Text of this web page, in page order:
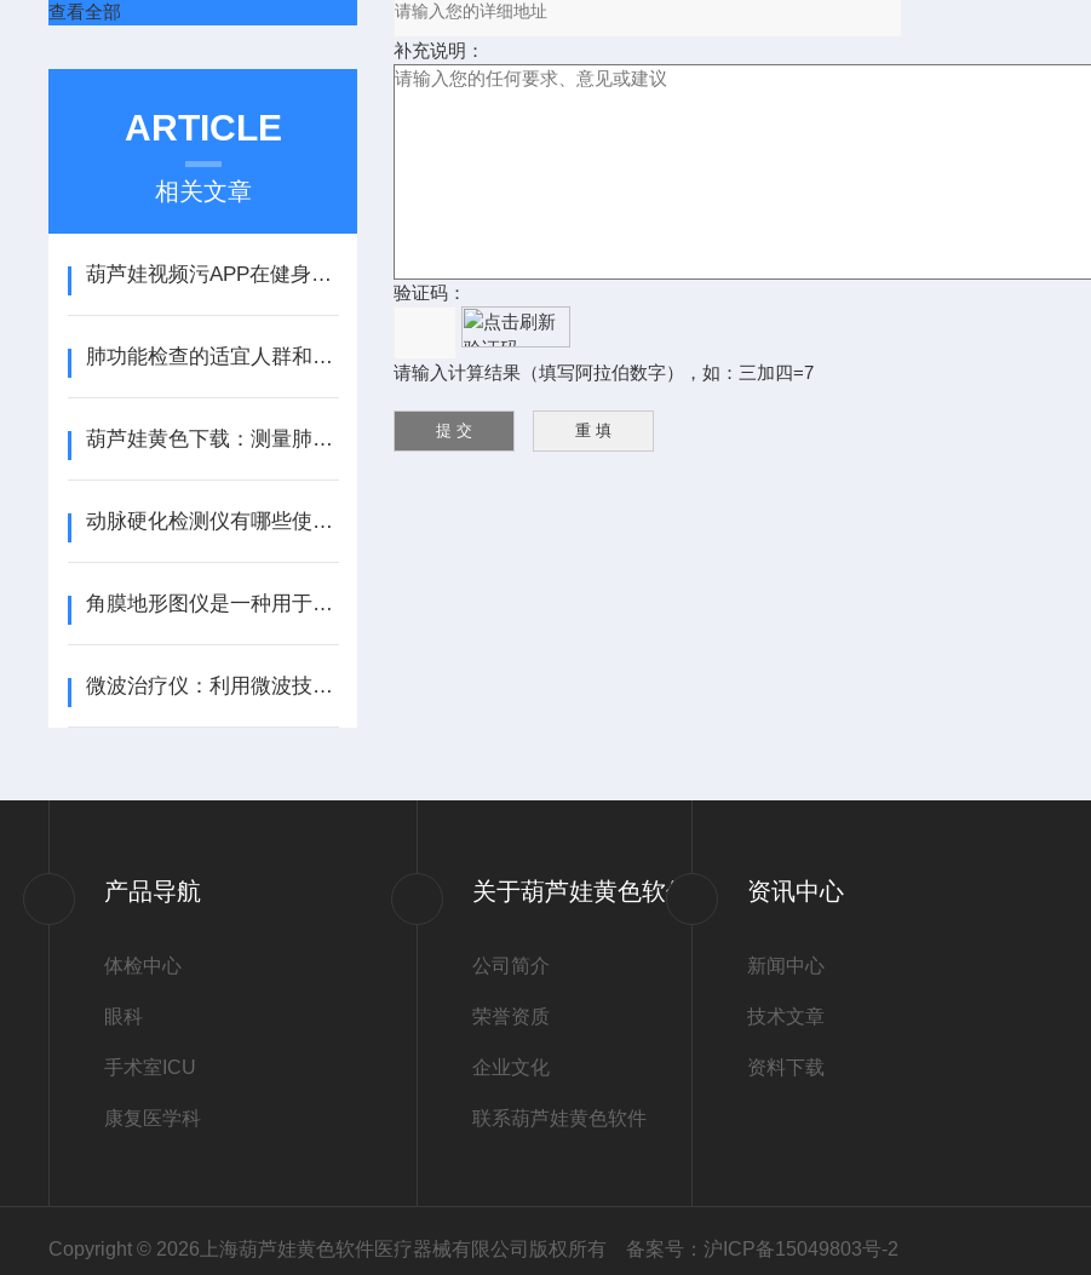
查看全部
ARTICLE
相关文章
葫芦娃视频污APP在健身房、医疗机构、学校都非常受欢迎
肺功能检查的适宜人群和不适宜人群分别是哪些？
葫芦娃黄色下载：测量肺部健康的重要工具
动脉硬化检测仪有哪些使用优势呢？
角膜地形图仪是一种用于评估眼睛角膜形态的设备
微波治疗仪：利用微波技术实现物理疗法的神奇设备
补充说明：
验证码：
请输入计算结果（填写阿拉伯数字），如：三加四=7
产品导航
体检中心
眼科
手术室ICU
康复医学科
关于葫芦娃黄色软件
公司简介
荣誉资质
企业文化
联系葫芦娃黄色软件
资讯中心
新闻中心
技术文章
资料下载
Copyright © 2026上海葫芦娃黄色软件医疗器械有限公司版权所有 备案号：沪ICP备15049803号-2